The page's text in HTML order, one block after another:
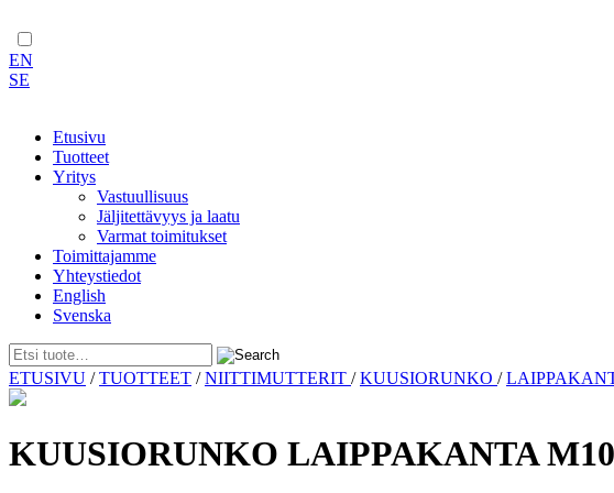
EN
SE
Etusivu
Tuotteet
Yritys
Vastuullisuus
Jäljitettävyys ja laatu
Varmat toimitukset
Toimittajamme
Yhteystiedot
English
Svenska
Skip
to
ETUSIVU /TUOTTEET /NIITTIMUTTERIT /KUUSIORUNKO /
KUUSIORUNKO LAIPPAKANTA